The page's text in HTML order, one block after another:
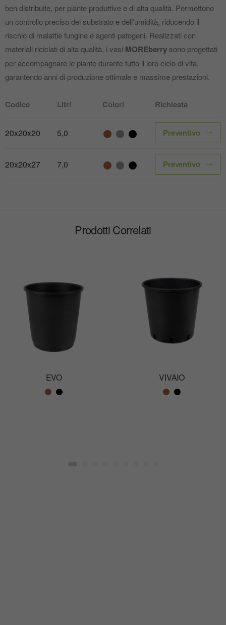
ben distribuite, per piante produttive e di alta qualità. Permettono
un controllo preciso del substrato e dell’umidità, riducendo il
rischio di malattie fungine e agenti patogeni. Realizzati con
materiali riciclati di alta qualità, i vasi MOREberry sono progettati
per accompagnare le piante durante tutto il loro ciclo di vita,
garantendo anni di produzione ottimale e massime prestazioni.
Codice Litri Colori Richiesta
20x20x20 5,0 Color name
Color name
Color namePreventivo
20x20x27 7,0 Color name
Color name
Color namePreventivo
Prodotti Correlati
EVO
Color name
Color name
VIVAIO
Color name
Color name